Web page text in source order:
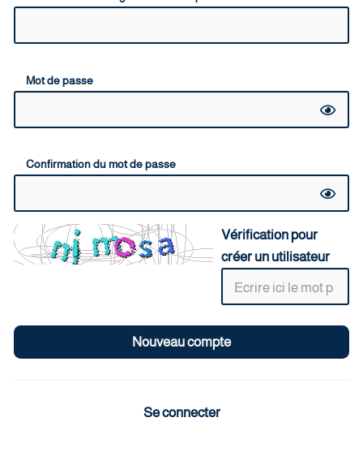
Mot de passe
Confirmation du mot de passe
Vérification pour
créer un utilisateur
Se connecter